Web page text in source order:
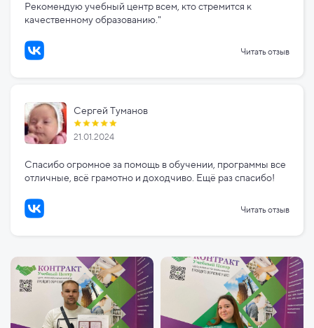
Рекомендую учебный центр всем, кто стремится к
качественному образованию."
Читать отзыв
Сергей Туманов
21.01.2024
Спасибо огромное за помощь в обучении, программы все
отличные, всё грамотно и доходчиво. Ещё раз спасибо!
Читать отзыв